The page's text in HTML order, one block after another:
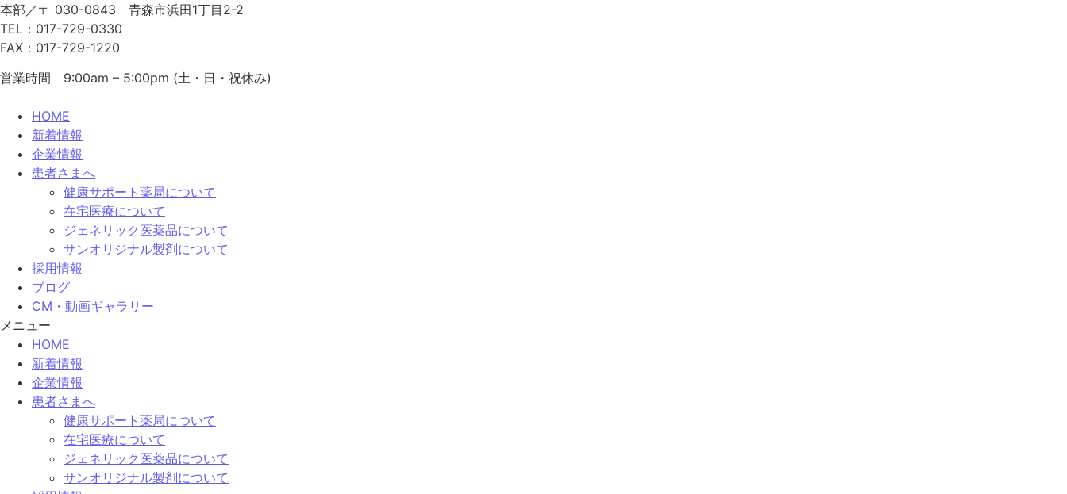
本部／〒 030-0843 青森市浜田1丁目2-2
TEL：017-729-0330
FAX：017-729-1220
営業時間 9:00am – 5:00pm (土・日・祝休み)
HOME
新着情報
企業情報
患者さまへ
健康サポート薬局について
在宅医療について
ジェネリック医薬品について
サンオリジナル製剤について
採用情報
ブログ
CM・動画ギャラリー
メニュー
HOME
新着情報
企業情報
患者さまへ
健康サポート薬局について
在宅医療について
ジェネリック医薬品について
サンオリジナル製剤について